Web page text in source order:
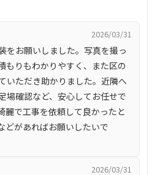
フォローに力を入れていま
期的なお付き合いを大切にして
よる依頼が多いことも信頼の証
2026/03/31
をお願いしました。写真を撮っ
もりもわかりやすく、また区の
いただき助かりました。近隣へ
場確認など、安心してお任せで
麗で工事を依頼して良かったと
どがあればお願いしたいで
2026/03/31